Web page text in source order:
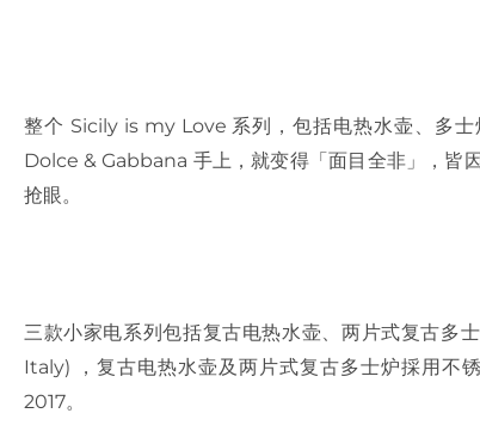
整个 Sicily is my Love 系列，包括电热水壶、多
Dolce & Gabbana 手上，就变得「面目全非」，皆
抢眼。
三款小家电系列包括复古电热水壶、两片式复古多
Italy) ，复古电热水壶及两片式复古多士炉採用不
2017。